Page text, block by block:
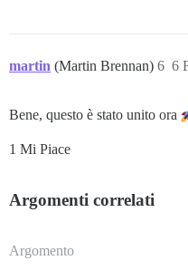
martin (Martin Brennan) 6
6
Bene, questo è stato unito ora
1 Mi Piace
Argomenti correlati
Argomento